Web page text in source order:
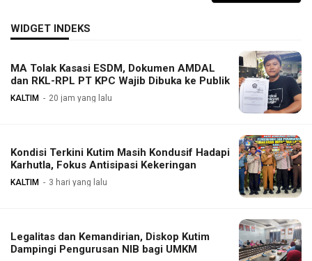
WIDGET INDEKS
MA Tolak Kasasi ESDM, Dokumen AMDAL
dan RKL-RPL PT KPC Wajib Dibuka ke Publik
KALTIM 20 jam yang lalu
Kondisi Terkini Kutim Masih Kondusif Hadapi
Karhutla, Fokus Antisipasi Kekeringan
KALTIM 3 hari yang lalu
Legalitas dan Kemandirian, Diskop Kutim
Dampingi Pengurusan NIB bagi UMKM